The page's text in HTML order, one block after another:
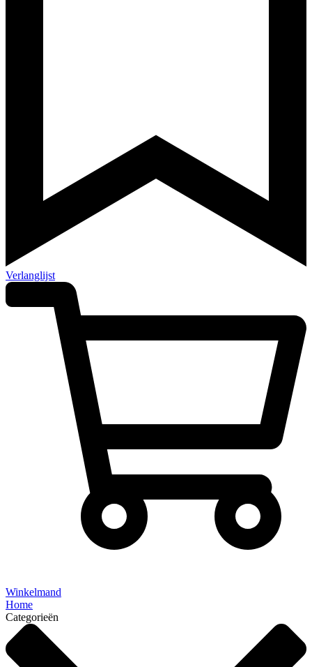
Verlanglijst
Winkelmand
Home
Categorieën